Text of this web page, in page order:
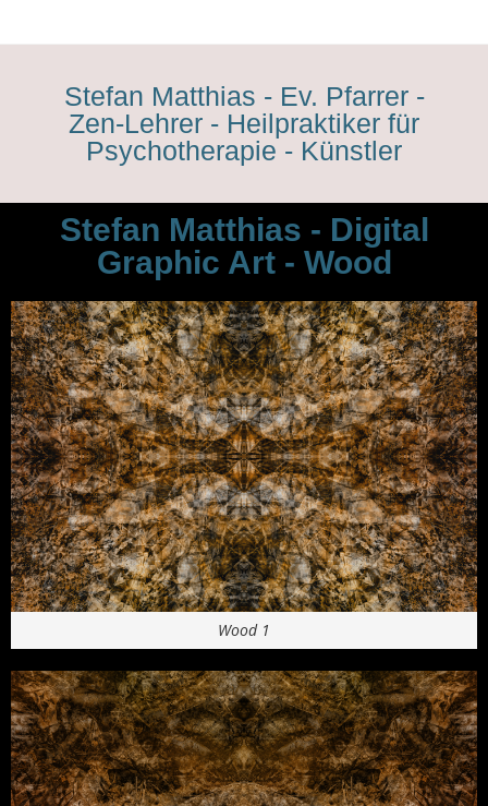
Stefan Matthias - Ev. Pfarrer -
Zen-Lehrer - Heilpraktiker für
Psychotherapie - Künstler
Stefan Matthias - Digital
Graphic Art - Wood
Wood 1